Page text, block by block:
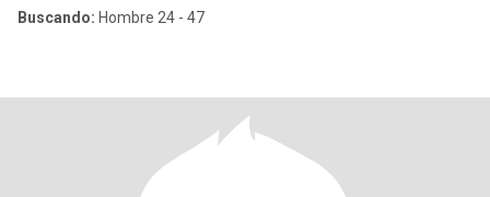
Buscando: Hombre 24 - 47